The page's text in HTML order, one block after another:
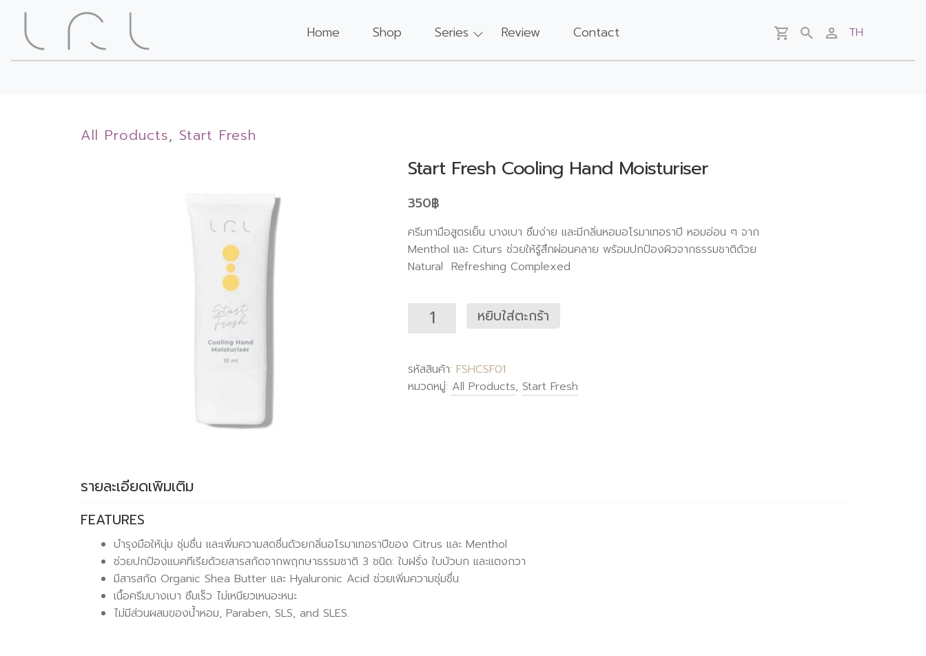
Home Shop Series Review Contact TH
All Products, Start Fresh
Start Fresh Cooling Hand Moisturiser
350฿
ครีมทามือสูตรเย็น บางเบา ซึมง่าย และมีกลิ่นหอมอโรมาเทอราปี หอมอ่อน ๆ จาก
Menthol และ Citurs ช่วยให้รู้สึกผ่อนคลาย พร้อมปกป้องผิวจากธรรมชาติด้วย
Natural Refreshing Complexed
หยิบใส่ตะกร้า
รหัสสินค้า: FSHCSF01
หมวดหมู่: All Products, Start Fresh
รายละเอียดเพิ่มเติม
FEATURES
บำรุงมือให้นุ่ม ชุ่มชื่น และเพิ่มความสดชื่นด้วยกลิ่นอโรมาเทอราปีของ Citrus และ Menthol
ช่วยปกป้องแบคทีเรียด้วยสารสกัดจากพฤกษาธรรมชาติ 3 ชนิด: ใบฝรั่ง ใบบัวบก และแตงกวา
มีสารสกัด Organic Shea Butter และ Hyaluronic Acid ช่วยเพิ่มความชุ่มชื่น
เนื้อครีมบางเบา ซึมเร็ว ไม่เหนียวเหนอะหนะ
ไม่มีส่วนผสมของน้ำหอม, Paraben, SLS, and SLES.